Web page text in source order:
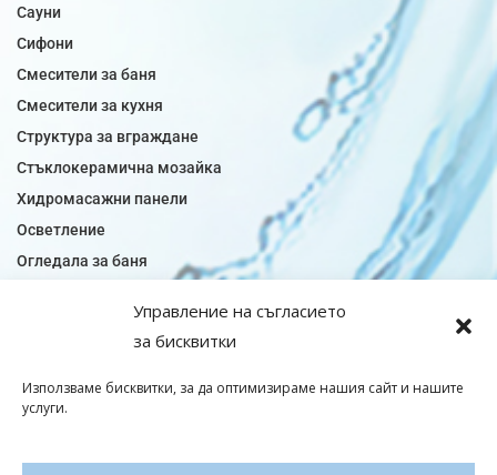
Управление на съгласието
за бисквитки
Използваме бисквитки, за да оптимизираме нашия сайт и нашите
услуги.
Сауни
Сифони
Смесители за баня
Смесители за кухня
Структура за вграждане
Стъклокерамична мозайка
Хидромасажни панели
Осветление
Огледала за баня
Плочки за кухня
Подови лентова сифони
Подови плочки